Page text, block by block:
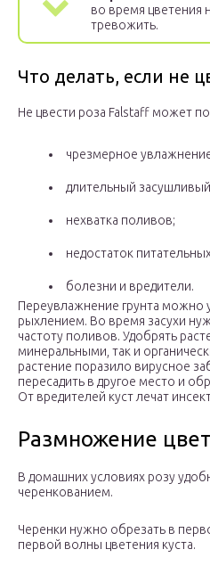
во время цветения
тревожить.
Что делать, если не
Не цвести роза Falstaff может
чрезмерное увлажнение
длительный
нехватка поливов;
недостаток
болезни и вредители.
Переувлажнение грунта можно
рыхлением. Во время засухи
частоту поливов. Удобрять
минеральными, так и
растение поразило вирусное
пересадить в другое место и
От вредителей куст лечат
Размножение
В домашних условиях розу
черенкованием.
Черенки нужно обрезать в
первой волны цветения куста.